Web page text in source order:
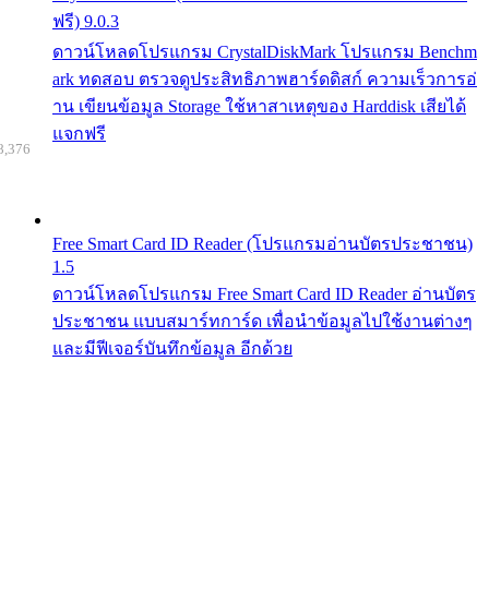
ฟรี) 9.0.3
ดาวน์โหลดโปรแกรม CrystalDiskMark โปรแกรม Benchm
ark ทดสอบ ตรวจดูประสิทธิภาพฮาร์ดดิสก์ ความเร็วการอ่
าน เขียนข้อมูล Storage ใช้หาสาเหตุของ Harddisk เสียได้
แจกฟรี
Free Smart Card ID Reader (โปรแกรมอ่านบัตรประชาชน)
1.5
ดาวน์โหลดโปรแกรม Free Smart Card ID Reader อ่านบัตร
ประชาชน แบบสมาร์ทการ์ด เพื่อนำข้อมูลไปใช้งานต่างๆ
และมีฟีเจอร์บันทึกข้อมูล อีกด้วย